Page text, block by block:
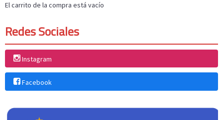
El carrito de la compra está vacío
Redes Sociales
Instagram
Facebook